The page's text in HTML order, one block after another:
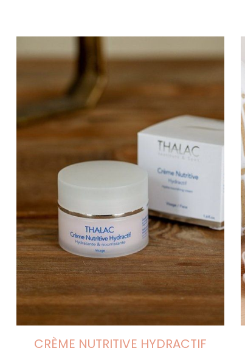
CRÈME NUTRITIVE HYDRACTIF